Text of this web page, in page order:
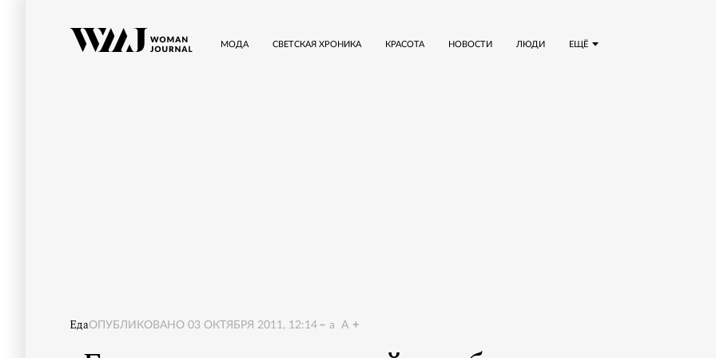
ЕЩЁ
МОДА СВЕТСКАЯ ХРОНИКА КРАСОТА НОВОСТИ ЛЮДИ
ЕдаОПУБЛИКОВАНО 03 ОКТЯБРЯ 2011, 12:14 a A